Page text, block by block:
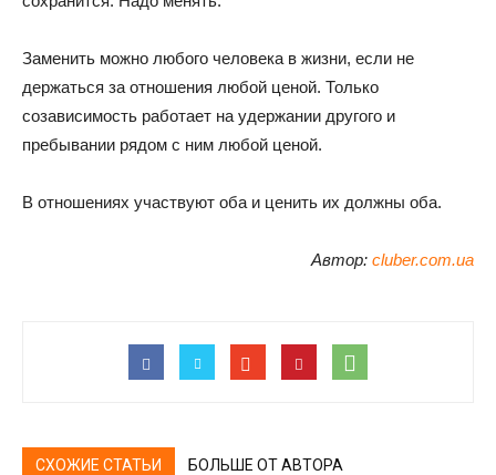
Заменить можно любого человека в жизни, если не
держаться за отношения любой ценой. Только
созависимость работает на удержании другого и
пребывании рядом с ним любой ценой.
В отношениях участвуют оба и ценить их должны оба.
Автор: cluber.com.ua
СХОЖИЕ СТАТЬИ БОЛЬШЕ ОТ АВТОРА